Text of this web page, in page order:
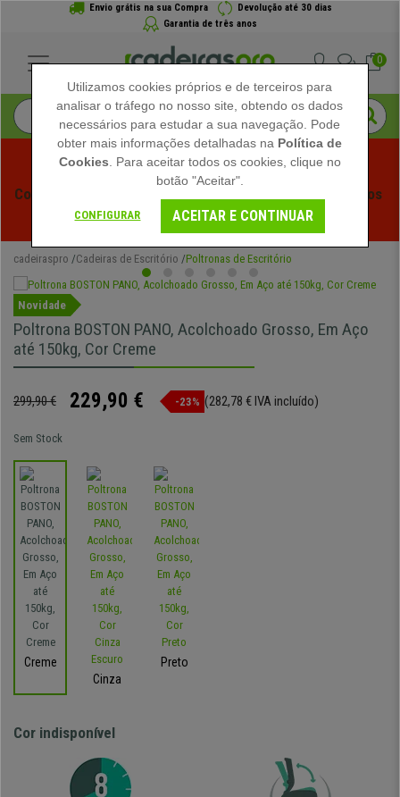
Envio grátis na sua Compra
Devolução até 30 dias
Garantia de três anos
0
Começam os Saldos de Verão em Cadeiraspro! Descontos
Exclusivos por Tempo Limitado - Ver Promoção
cadeiraspro Cadeiras de Escritório Poltronas de Escritório
Novidade
Poltrona BOSTON PANO, Acolchoado Grosso, Em Aço
até 150kg, Cor Creme
299,90 € 229,90 € -23% (282,78 € IVA incluído)
Sem Stock
Creme
Cinza
Preto
Cor indisponível
Utilizamos cookies próprios e de terceiros para
analisar o tráfego no nosso site, obtendo os dados
necessários para estudar a sua navegação. Pode
obter mais informações detalhadas na Política de
Cookies . Para aceitar todos os cookies, clique no
botão "Aceitar".
CONFIGURAR ACEITAR E CONTINUAR